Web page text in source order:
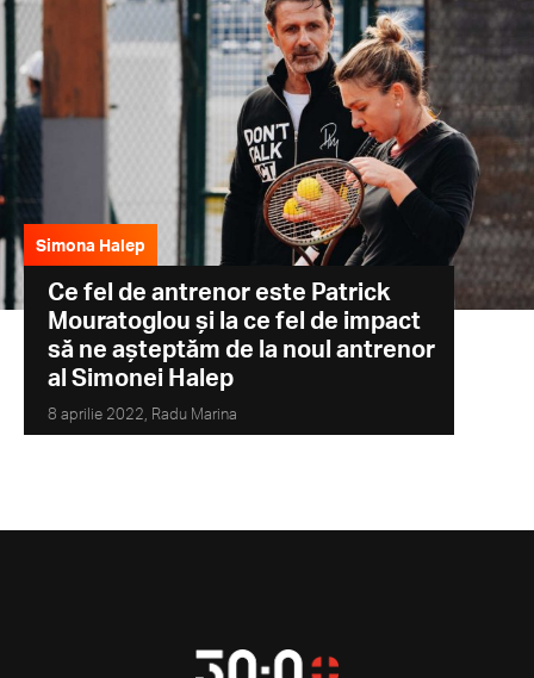
Simona Halep
Ce fel de antrenor este Patrick
Mouratoglou și la ce fel de impact
să ne așteptăm de la noul antrenor
al Simonei Halep
8 aprilie 2022, Radu Marina